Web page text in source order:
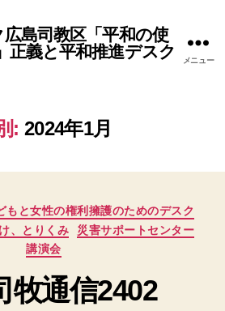
島司教区「平和の使
正義と平和推進デスク
メニュー
: 2024年1月
カ
テ
ゴ
リ
ー
もと女性の権利擁護のためのデスク
、とりくみ
災害サポートセンター
講演会
牧通信2402